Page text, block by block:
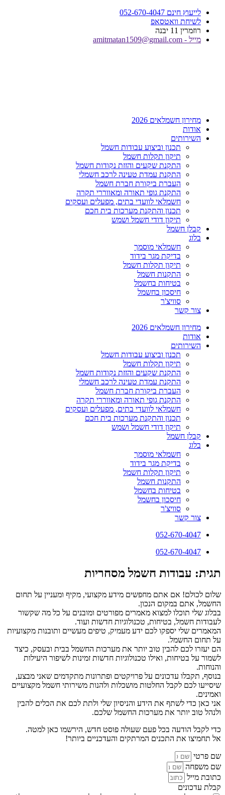
לתוכן
לייעוץ חינם 052-670-4047
לשיחת וואטסאפ
רוזמרין 11 יבנה
מייל - amitmatan1509@gmail.com
מחירון חשמלאים 2026
אודות
השירותים
תכנון וביצוע עבודות חשמל
תיקון תקלות חשמל
התקנת שקעים והזזת נקודות חשמל
התקנת עמדת טעינה לרכב חשמלי
העברת ביקורת חברת חשמל
התקנת גופי תאורה ומאווררי תקרה
חשמלאי לוועדי בתים, מפעלים ועסקים
תכנון והתקנת מערכות בית חכם
תיקון דודי חשמל ושמש
קבלן חשמל
בלוג
חשמלאי מוסמך
בדיקת מגר בידוד
תיקון תקלות חשמל
התקנות חשמל
בטיחות בחשמל
חיסכון בחשמל
סוויצ'ר
צור קשר
מחירון חשמלאים 2026
אודות
השירותים
תכנון וביצוע עבודות חשמל
תיקון תקלות חשמל
התקנת שקעים והזזת נקודות חשמל
התקנת עמדת טעינה לרכב חשמלי
העברת ביקורת חברת חשמל
התקנת גופי תאורה ומאווררי תקרה
חשמלאי לוועדי בתים, מפעלים ועסקים
תכנון והתקנת מערכות בית חכם
תיקון דודי חשמל ושמש
קבלן חשמל
בלוג
חשמלאי מוסמך
בדיקת מגר בידוד
תיקון תקלות חשמל
התקנות חשמל
בטיחות בחשמל
חיסכון בחשמל
סוויצ'ר
צור קשר
052-670-4047
052-670-4047
תגית: עבודות חשמל מסחריות
שלום לכולם! אם אתם מחפשים מידע מקצועי, מקיף ומעניין על תחום
החשמל, אתם במקום הנכון.
בבלוג שלי תוכלו למצוא מאמרים מפורטים ומובנים על כל מה שקשור
לעבודות חשמל, בטיחות, טכנולוגיות חדשות ועוד.
המאמרים שלי יספקו לכם ידע מעמיק, טיפים מעשיים ותובנות מקצועיות
על תחום החשמל.
הם יעזרו לכם להבין טוב יותר את מערכות החשמל בבית ובעסק, כיצד
לשמור על בטיחות, ואילו טכנולוגיות חדשות זמינות לשיפור היעילות
והנוחות.
בנוסף, תקבלו עדכונים על פרויקטים ופתרונות מתקדמים שאני מבצע,
שיסייעו לכם לקבל החלטות מושכלות ולהנות משירותי חשמל מקצועיים
ואמינים.
אני כאן כדי לשתף את הידע והניסיון שלי ולתת לכם את הכלים להבין
ולנהל טוב יותר את מערכות החשמל שלכם.
כדי לקבל הודעה בכל פעם שעולה פוסט חדש, הירשמו כאן למטה.
אל תחמיצו את התכנים המרתקים והעדכניים ביותר!
שם פרטי
שם משפחה
כתובת מייל
קבלת עדכונים